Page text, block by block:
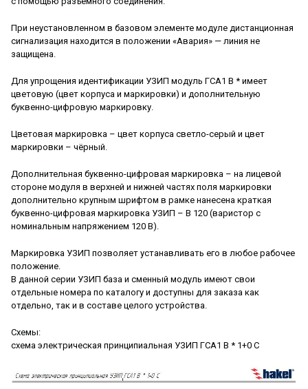
При неустановленном в базовом элементе модуле дистанционная
сигнализация находится в положении «Авария» — линия не
защищена.
Для упрощения идентификации УЗИП модуль ГСА1 В * имеет
цветовую (цвет корпуса и маркировки) и дополнительную
буквенно-цифровую маркировку.
Цветовая маркировка – цвет корпуса светло-серый и цвет
маркировки – чёрный.
Дополнительная буквенно-цифровая маркировка – на лицевой
стороне модуля в верхней и нижней частях поля маркировки
дополнительно крупным шрифтом в рамке нанесена краткая
буквенно-цифровая маркировка УЗИП – В 120 (варистор с
номинальным напряжением 120 В).
Маркировка УЗИП позволяет устанавливать его в любое рабочее
положение.
В данной серии УЗИП база и сменный модуль имеют свои
отдельные номера по каталогу и доступны для заказа как
отдельно, так и в составе целого устройства.
Схемы:
схема электрическая принципиальная УЗИП ГСА1 В * 1+0 С